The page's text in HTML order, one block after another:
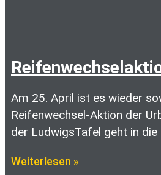
Am 25. April ist es wieder
Reifenwechsel-Aktion der
der LudwigsTafel geht in die
Weiterlesen »